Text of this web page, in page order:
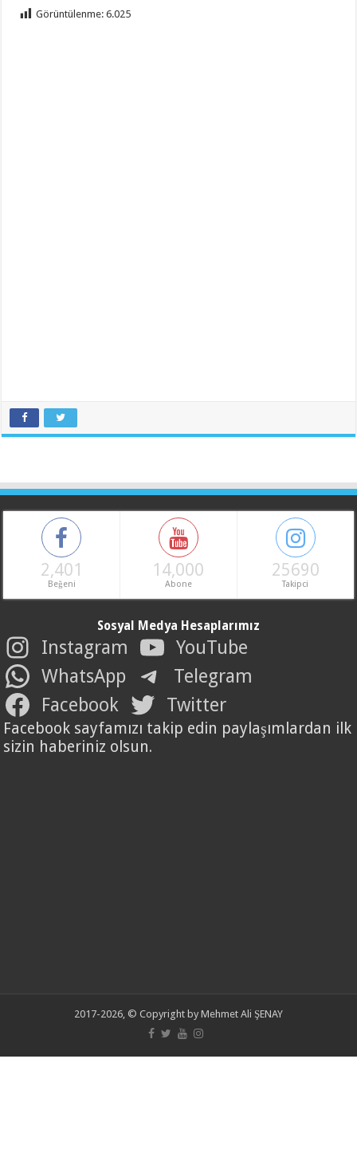
Görüntülenme: 6.025
2,401
Beğeni
14,000
Abone
25690
Takipci
Sosyal Medya Hesaplarımız
Instagram
YouTube
WhatsApp
Telegram
Facebook
Twitter
Facebook sayfamızı takip edin paylaşımlardan ilk
sizin haberiniz olsun.
2017-2026, © Copyright by Mehmet Ali ŞENAY